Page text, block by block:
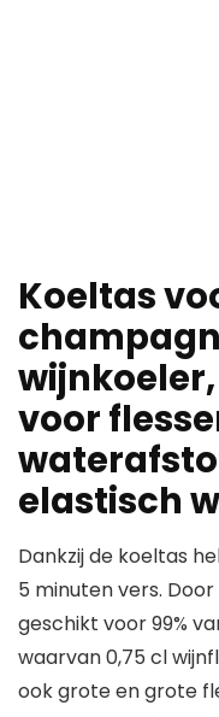
Koeltas
voor
elastisch
Dankzij de koeltas
5 minuten vers.
geschikt voor 99%
waarvan 0,75 cl
ook grote en grote